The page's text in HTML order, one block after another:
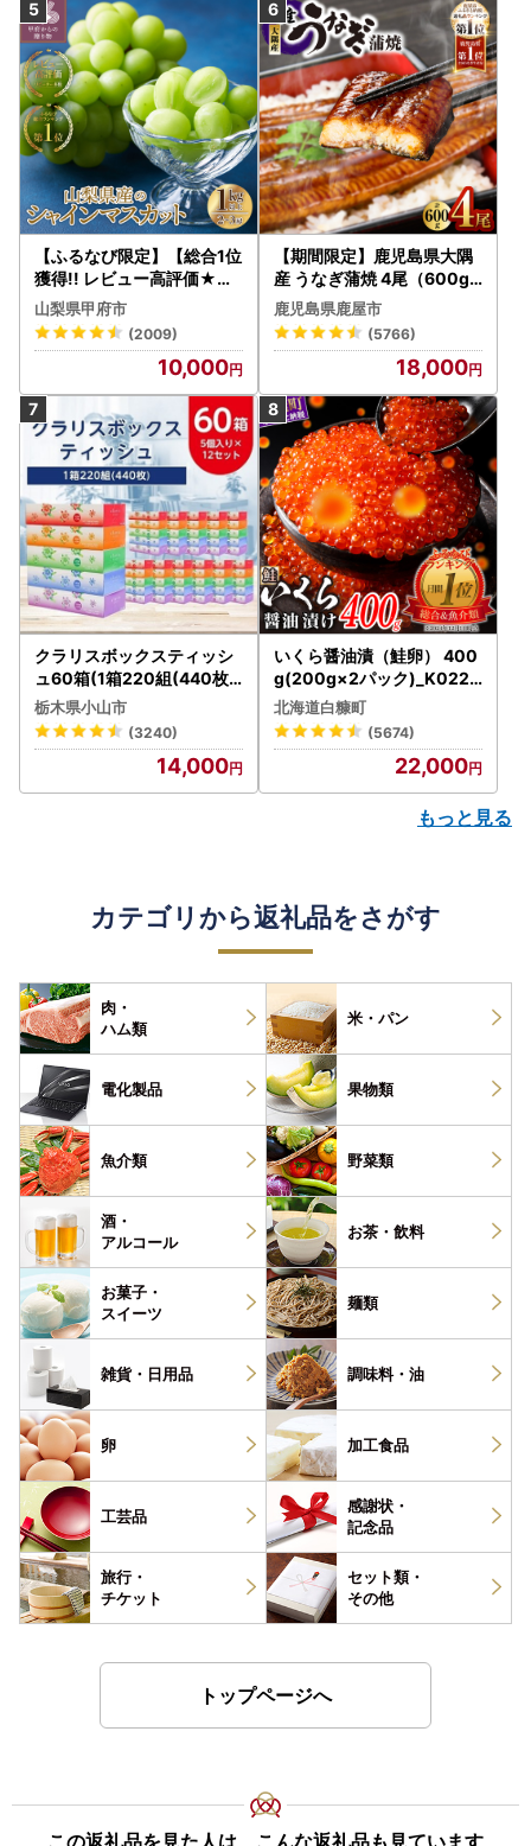
【ふるなび限定】【総合1位
獲得!! レビュー高評価★】
〈2026年度配送分〉山梨
県産 シャインマスカット 2
～3房（1.0kg以上）シャイ
ン フルーツ FN-Limited-S
P
山梨県甲府市
(2009)
10,000
【期間限定】鹿児島県大隅
産 うなぎ蒲焼 4尾（600g
） KN007-004-04-cp18
うなぎ 鰻 魚 惣菜 総菜
鹿児島県鹿屋市
(5766)
18,000
クラリスボックスティッシ
ュ60箱(1箱220組(440枚))
(5個入り×12セット)【配送
不可地域：離島・沖縄県】
【1256759】
栃木県小山市
(3240)
14,000
いくら醤油漬（鮭卵） 400
g(200g×2パック)_K022-
1676
北海道白糠町
(5674)
22,000
もっと見る
カテゴリから返礼品をさがす
肉・
ハム類
米・パン
電化製品 果物類
魚介類 野菜類
酒・
アルコール
お茶・ 飲料
お菓子・
スイーツ
麺類
雑貨・ 日用品 調味料・ 油
卵 加工食品
工芸品
感謝状・
記念品
旅行・
チケット
セット類・
その他
トップページへ
この返礼品を見た人は、こんな返礼品も見ています